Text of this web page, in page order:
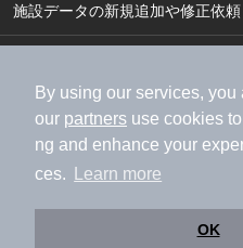
By using our services, you
our partners use cookies
ng and enhance your
ces.
Learn more
OK
施設データの新規追加や修正依
加盟店募集（資料請
利用規約
ライフス
特定商取引法に基づく
運営会社